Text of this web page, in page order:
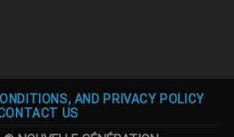
AND PRIVACY POLICY
US